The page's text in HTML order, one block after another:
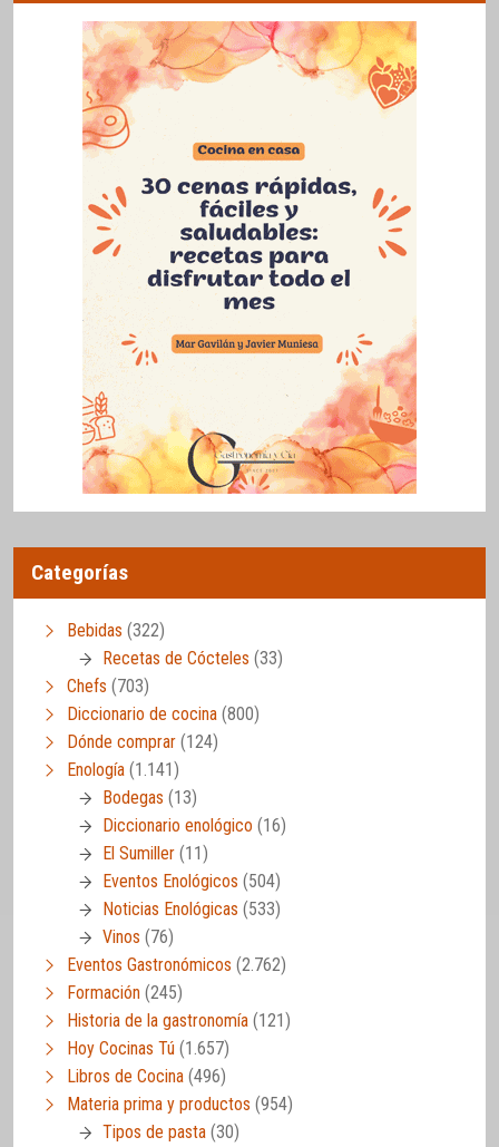
Categorías
Bebidas (322)
Recetas de Cócteles (33)
Chefs (703)
Diccionario de cocina (800)
Dónde comprar (124)
Enología (1.141)
Bodegas (13)
Diccionario enológico (16)
El Sumiller (11)
Eventos Enológicos (504)
Noticias Enológicas (533)
Vinos (76)
Eventos Gastronómicos (2.762)
Formación (245)
Historia de la gastronomía (121)
Hoy Cocinas Tú (1.657)
Libros de Cocina (496)
Materia prima y productos (954)
Tipos de pasta (30)